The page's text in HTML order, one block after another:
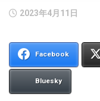
2023年4月11日
Facebook
Bluesky